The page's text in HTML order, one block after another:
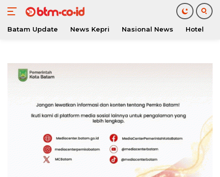
konten
Batam Update News Kepri Nasional News Hotel